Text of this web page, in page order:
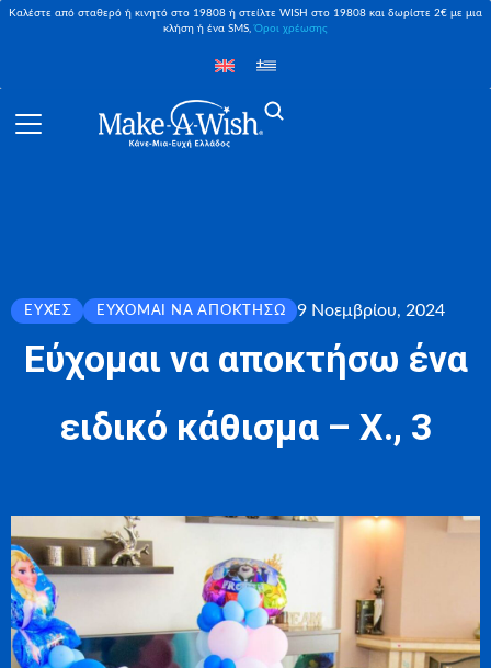
Καλέστε από σταθερό ή κινητό στο 19808 ή στείλτε WISH στο 19808 και δωρίστε 2€ με μια
κλήση ή ένα SMS,Όροι χρέωσης
ΕΥΧΈΣ ΕΎΧΟΜΑΙ ΝΑ ΑΠΟΚΤΉΣΩ 9 Νοεμβρίου, 2024
Εύχομαι να αποκτήσω ένα
ειδικό κάθισμα – X., 3